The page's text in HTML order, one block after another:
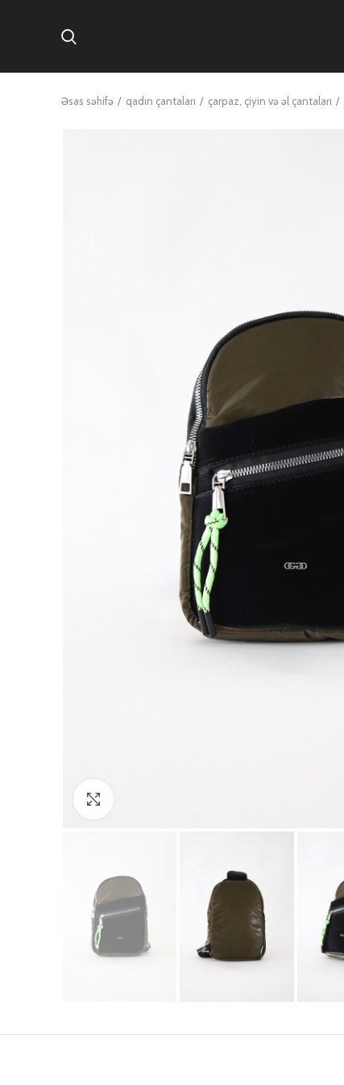
Əsas səhifə qadın çantaları çarpaz, çiyin və əl çantaları